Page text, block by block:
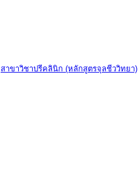
สาขาวิชาปรีคลินิก (หลักสูตรจุลชีววิทยา)